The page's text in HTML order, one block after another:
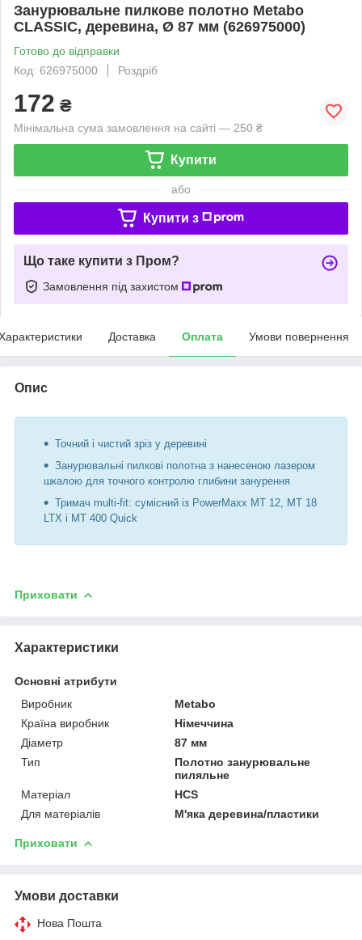
Занурювальне пилкове полотно Metabo
CLASSIC, деревина, Ø 87 мм (626975000)
Готово до відправки
Код: 626975000
Роздріб
172 ₴
Мінімальна сума замовлення на сайті — 250 ₴
Купити
або
Купити з
Що таке купити з Пром?
Замовлення під захистом
Доставка Оплата Умови повернення
Опис
Точний і чистий зріз у деревині
Занурювальні пилкові полотна з нанесеною лазером
шкалою для точного контролю глибини занурення
Тримач multi-fit: сумісний із PowerMaxx MT 12, MT 18
LTX і MT 400 Quick
Приховати
Характеристики
Основні атрибути
Виробник
Metabo
Країна виробник
Німеччина
Діаметр
87 мм
Тип
Полотно занурювальне
пиляльне
Матеріал
HCS
Для матеріалів
М'яка деревина/пластики
Приховати
Умови доставки
Нова Пошта